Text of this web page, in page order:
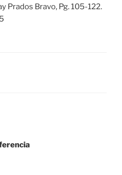
Prados Bravo, Pg. 105-122.